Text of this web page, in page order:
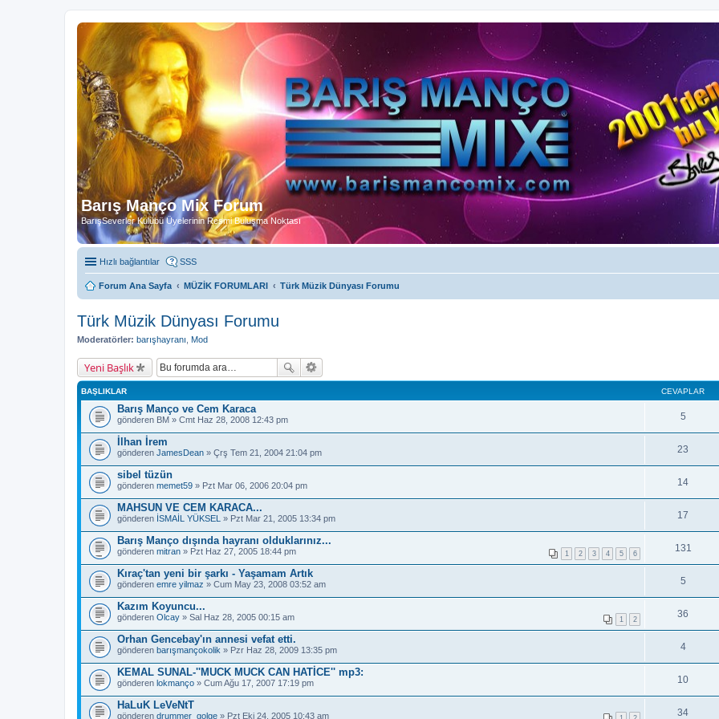
Barış Manço Mix Forum
BarışSeverler Kulübü Üyelerinin Resmi Buluşma Noktası
Hızlı bağlantılar SSS
Forum Ana Sayfa MÜZİK FORUMLARI Türk Müzik Dünyası Forumu
Türk Müzik Dünyası Forumu
Moderatörler: barışhayranı Mod
Yeni Başlık
BAŞLIKLAR CEVAPLAR
Barış Manço ve Cem Karaca
gönderen BM » Cmt Haz 28, 2008 12:43 pm 5
İlhan İrem
gönderen JamesDean » Çrş Tem 21, 2004 21:04 pm 23
sibel tüzün
gönderen memet59 » Pzt Mar 06, 2006 20:04 pm 14
MAHSUN VE CEM KARACA...
gönderen İSMAİL YÜKSEL » Pzt Mar 21, 2005 13:34 pm 17
Barış Manço dışında hayranı olduklarınız...
1 2 3 4 5 6
gönderen mitran » Pzt Haz 27, 2005 18:44 pm 131
Kıraç'tan yeni bir şarkı - Yaşamam Artık
gönderen emre yilmaz » Cum May 23, 2008 03:52 am 5
Kazım Koyuncu...
1 2
gönderen Olcay » Sal Haz 28, 2005 00:15 am 36
Orhan Gencebay'ın annesi vefat etti.
gönderen barışmançokolik » Pzr Haz 28, 2009 13:35 pm 4
KEMAL SUNAL-''MUCK MUCK CAN HATİCE'' mp3:
gönderen lokmanço » Cum Ağu 17, 2007 17:19 pm 10
HaLuK LeVeNtT
gönderen drummer_golge » Pzt Eki 24, 2005 10:43 am 34